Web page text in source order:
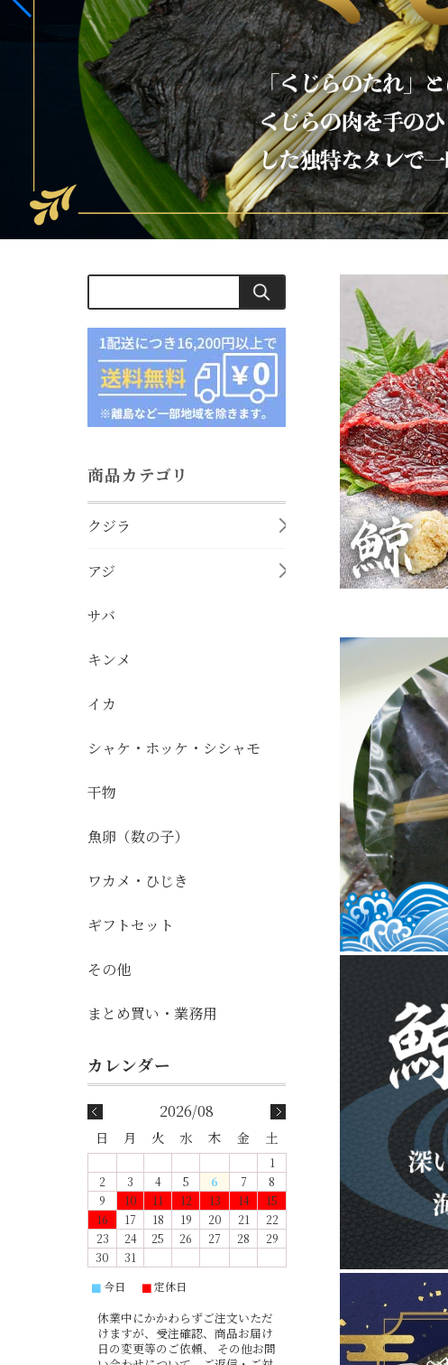
商品カテゴリ
クジラ
アジ
サバ
キンメ
イカ
シャケ・ホッケ・シシャモ
干物
魚卵（数の子）
ワカメ・ひじき
ギフトセット
その他
まとめ買い・業務用
2026/08
日 月 火 水 木 金 土
1
2
3 4 5 6 7
8
9
10 11 12 13 14
15
16
17 18 19 20 21
22
23
24 25 26 27 28
29
30
31
■今日 ■定休日
休業中にかかわらずご注文いただ
けますが、受注確認、商品お届け
日の変更等のご依頼、 その他お問